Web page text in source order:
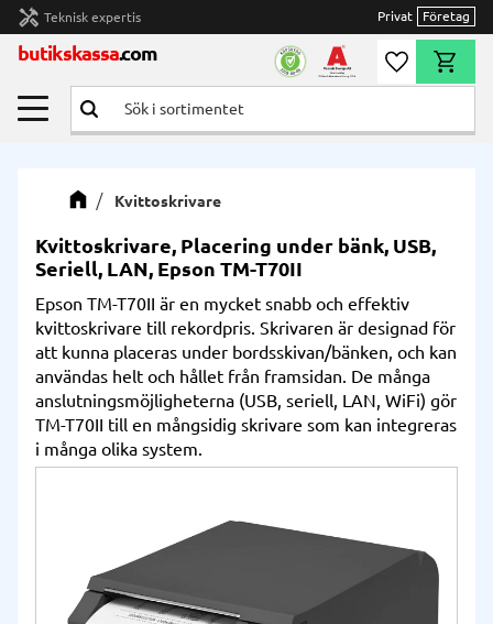
Meny
handyman Teknisk expertis Privat Företag
butikskassa.com Önskelista
Kvittoskrivare
Kvittoskrivare, Placering under bänk, USB,
Seriell, LAN, Epson TM-T70II
Epson TM-T70II är en mycket snabb och effektiv
kvittoskrivare till rekordpris. Skrivaren är designad för
att kunna placeras under bordsskivan/bänken, och kan
användas helt och hållet från framsidan. De många
anslutningsmöjligheterna (USB, seriell, LAN, WiFi) gör
TM-T70II till en mångsidig skrivare som kan integreras
i många olika system.